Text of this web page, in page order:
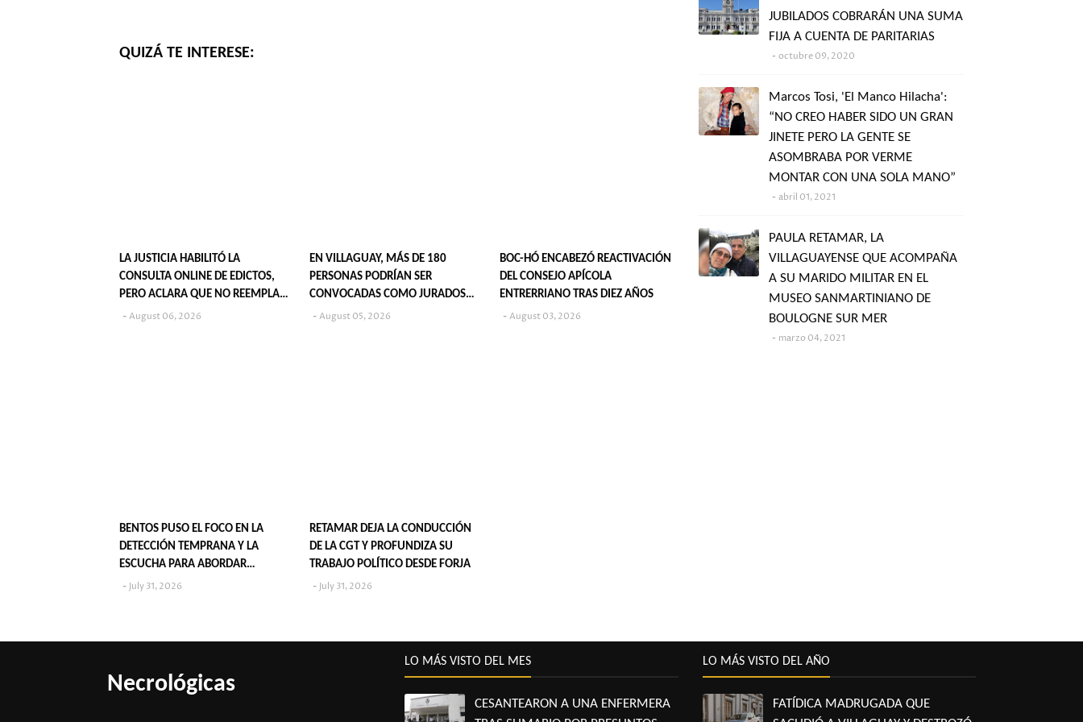
QUIZÁ TE INTERESE:
LA JUSTICIA HABILITÓ LA
CONSULTA ONLINE DE EDICTOS,
PERO ACLARA QUE NO REEMPLAZA
SU PUBLICACIÓN EN DIARIOS
August 06, 2026
EN VILLAGUAY, MÁS DE 180
PERSONAS PODRÍAN SER
CONVOCADAS COMO JURADOS
POPULARES EN 2027
August 05, 2026
BOC-HÓ ENCABEZÓ REACTIVACIÓN
DEL CONSEJO APÍCOLA
ENTRERRIANO TRAS DIEZ AÑOS
August 03, 2026
BENTOS PUSO EL FOCO EN LA
DETECCIÓN TEMPRANA Y LA
ESCUCHA PARA ABORDAR
VIOLENCIA EN LA NIÑEZ
July 31, 2026
RETAMAR DEJA LA CONDUCCIÓN
DE LA CGT Y PROFUNDIZA SU
TRABAJO POLÍTICO DESDE FORJA
July 31, 2026
JUBILADOS COBRARÁN UNA SUMA
FIJA A CUENTA DE PARITARIAS
octubre 09, 2020
Marcos Tosi, 'El Manco Hilacha':
“NO CREO HABER SIDO UN GRAN
JINETE PERO LA GENTE SE
ASOMBRABA POR VERME
MONTAR CON UNA SOLA MANO”
abril 01, 2021
PAULA RETAMAR, LA
VILLAGUAYENSE QUE ACOMPAÑA
A SU MARIDO MILITAR EN EL
MUSEO SANMARTINIANO DE
BOULOGNE SUR MER
marzo 04, 2021
Necrológicas
LO MÁS VISTO DEL MES
CESANTEARON A UNA ENFERMERA
LO MÁS VISTO DEL AÑO
FATÍDICA MADRUGADA QUE